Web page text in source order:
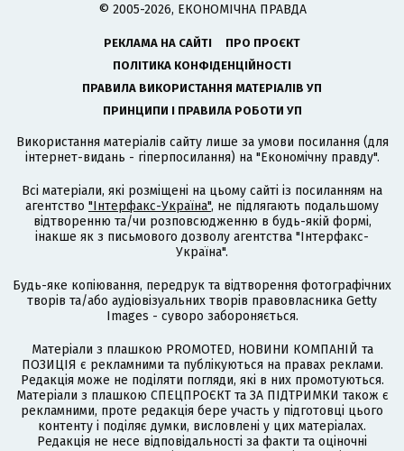
© 2005-2026, ЕКОНОМІЧНА ПРАВДА
РЕКЛАМА НА САЙТІ
ПРО ПРОЄКТ
ПОЛІТИКА КОНФІДЕНЦІЙНОСТІ
ПРАВИЛА ВИКОРИСТАННЯ МАТЕРІАЛІВ УП
ПРИНЦИПИ І ПРАВИЛА РОБОТИ УП
Використання матеріалів сайту лише за умови посилання (для
інтернет-видань - гіперпосилання) на "Економічну правду".
Всі матеріали, які розміщені на цьому сайті із посиланням на
агентство "Інтерфакс-Україна", не підлягають подальшому
відтворенню та/чи розповсюдженню в будь-якій формі,
інакше як з письмового дозволу агентства "Інтерфакс-
Україна".
Будь-яке копіювання, передрук та відтворення фотографічних
творів та/або аудіовізуальних творів правовласника Getty
Images - суворо забороняється.
Матеріали з плашкою PROMOTED, НОВИНИ КОМПАНІЙ та
ПОЗИЦІЯ є рекламними та публікуються на правах реклами.
Редакція може не поділяти погляди, які в них промотуються.
Матеріали з плашкою СПЕЦПРОЄКТ та ЗА ПІДТРИМКИ також є
рекламними, проте редакція бере участь у підготовці цього
контенту і поділяє думки, висловлені у цих матеріалах.
Редакція не несе відповідальності за факти та оціночні